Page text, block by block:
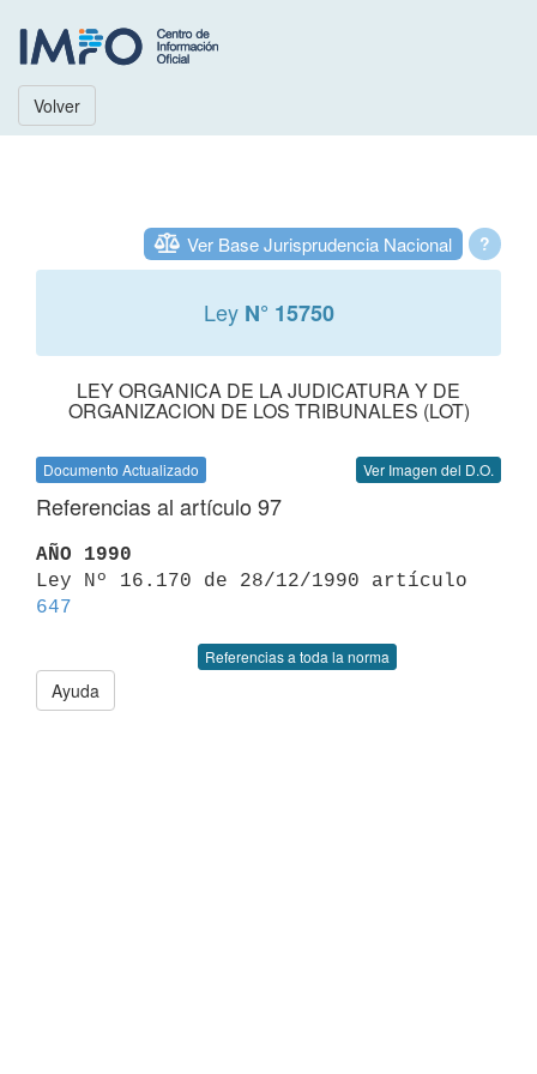
Volver
?
Ver Base Jurisprudencia Nacional
Ley N° 15750
LEY ORGANICA DE LA JUDICATURA Y DE
ORGANIZACION DE LOS TRIBUNALES (LOT)
Documento Actualizado Ver Imagen del D.O.
Referencias al artículo 97
AÑO 1990
647
Referencias a toda la norma
Ayuda